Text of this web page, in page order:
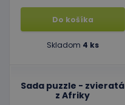
Do košíka
Skladom 4 ks
Sada puzzle - zvieratá
z Afriky